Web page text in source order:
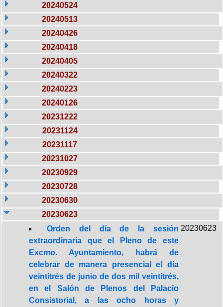
20240524
20240513
20240426
20240418
20240405
20240322
20240223
20240126
20231222
20231124
20231117
20231027
20230929
20230728
20230630
20230623
Orden del día de la sesión
extraordinaria que el Pleno de este
Excmo. Ayuntamiento, habrá de
celebrar de manera presencial el día
veintitrés de junio de dos mil veintitrés,
en el Salón de Plenos del Palacio
Consistorial, a las ocho horas y
20230623